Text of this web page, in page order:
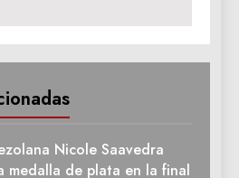
Nicole Saavedra
medalla de plata en la final